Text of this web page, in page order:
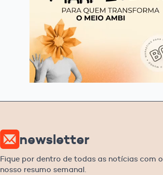
newsletter
Fique por dentro de todas as notícias com o
nosso resumo semanal.